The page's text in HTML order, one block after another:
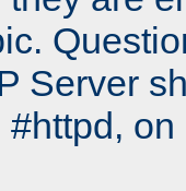
Server